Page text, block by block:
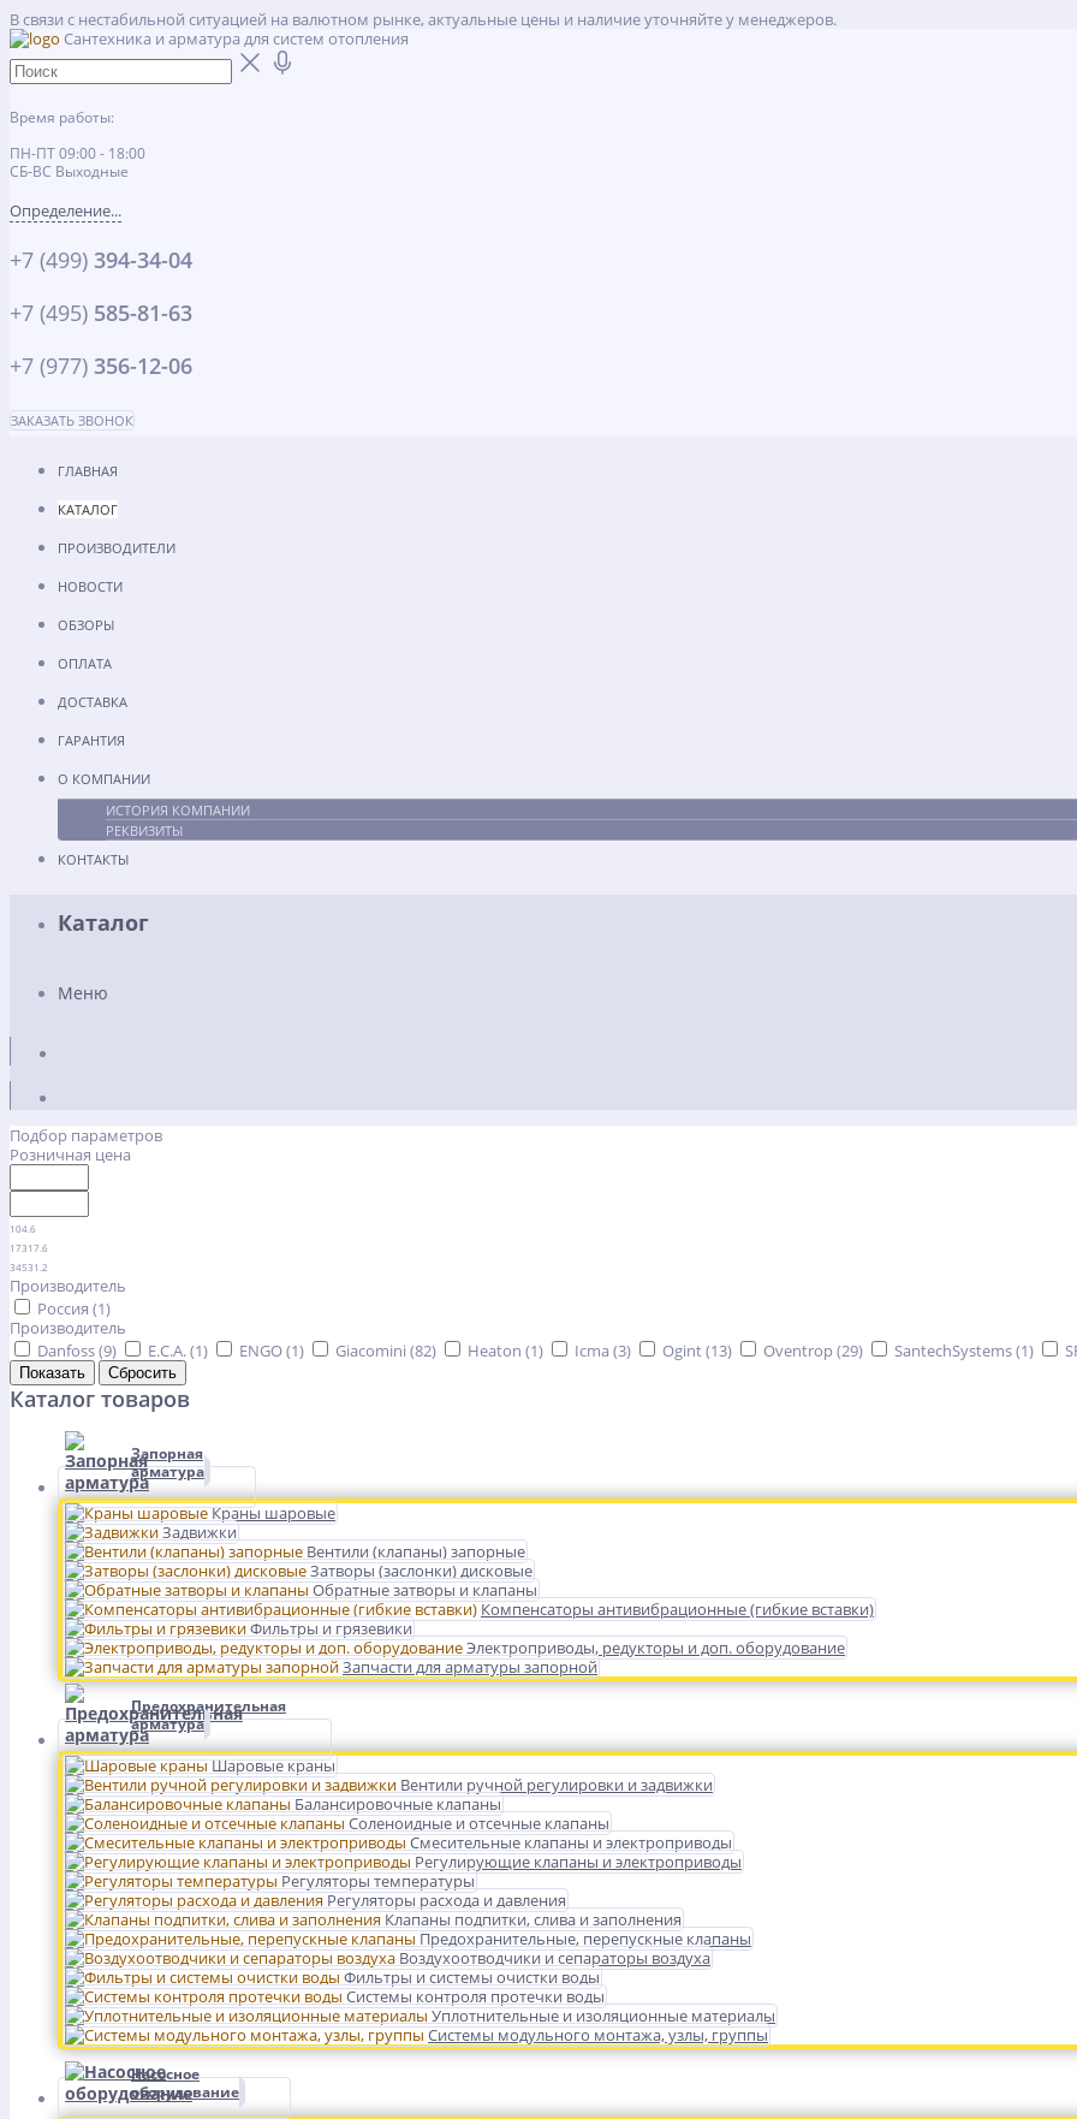
В связи с нестабильной ситуацией на валютном рынке, актуальные цены и наличие уточняйте у менеджеров.
Сантехника и арматура для систем отопления
Время работы:
ПН-ПТ 09:00 - 18:00
СБ-ВС Выходные
Определение...
+7 (499) 394-34-04
+7 (495) 585-81-63
+7 (977) 356-12-06
ЗАКАЗАТЬ ЗВОНОК
ГЛАВНАЯ
КАТАЛОГ
ПРОИЗВОДИТЕЛИ
НОВОСТИ
ОБЗОРЫ
ОПЛАТА
ДОСТАВКА
ГАРАНТИЯ
О КОМПАНИИ
ИСТОРИЯ КОМПАНИИ
РЕКВИЗИТЫ
КОНТАКТЫ
Каталог
Меню
Подбор параметров
Розничная цена
104.6
17317.6
34531.2
Производитель
Россия (1)
Производитель
Danfoss (9) E.C.A. (1) ENGO (1) Giacomini (82) Heaton (1) Icma (3) Ogint (13) Oventrop (29) SantechSystems (1)
Каталог товаров
Запорная
арматура
Краны шаровые
Задвижки
Вентили (клапаны) запорные
Затворы (заслонки) дисковые
Обратные затворы и клапаны
Компенсаторы антивибрационные (гибкие вставки)
Фильтры и грязевики
Электроприводы, редукторы и доп. оборудование
Запчасти для арматуры запорной
Предохранительная
арматура
Шаровые краны
Вентили ручной регулировки и задвижки
Балансировочные клапаны
Соленоидные и отсечные клапаны
Смесительные клапаны и электроприводы
Регулирующие клапаны и электроприводы
Регуляторы температуры
Регуляторы расхода и давления
Клапаны подпитки, слива и заполнения
Предохранительные, перепускные клапаны
Воздухоотводчики и сепараторы воздуха
Фильтры и системы очистки воды
Системы контроля протечки воды
Уплотнительные и изоляционные материалы
Системы модульного монтажа, узлы, группы
Насосное
оборудование